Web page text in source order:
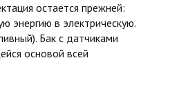
остается прежней:
энергию в электрическую.
Бак с датчиками
основой всей